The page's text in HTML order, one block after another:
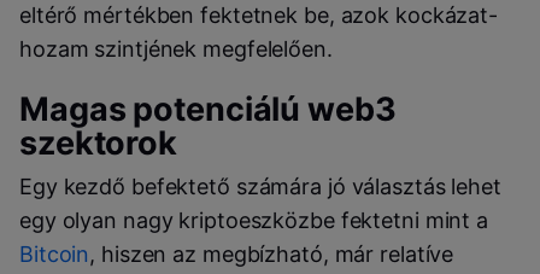
eltérő mértékben fektetnek be, azok kockázat-
hozam szintjének megfelelően.
Magas potenciálú web3
szektorok
Egy kezdő befektető számára jó választás lehet
egy olyan nagy kriptoeszközbe fektetni mint a
Bitcoin, hiszen az megbízható, már relatíve